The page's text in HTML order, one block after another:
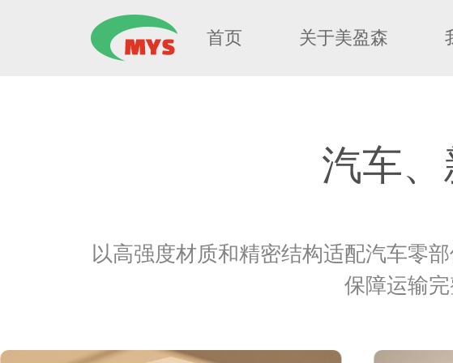
首页 关于美盈森
汽车
以高强度材质和精密结构适配汽车零
保障运输